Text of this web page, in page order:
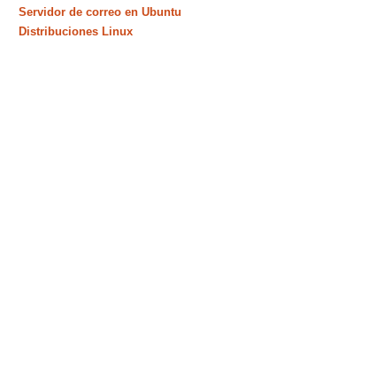
Servidor de correo en Ubuntu
Distribuciones Linux